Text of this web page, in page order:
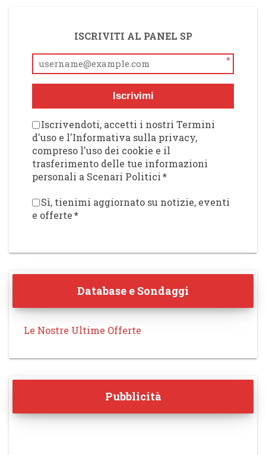
ISCRIVITI AL PANEL SP
*
Iscrivimi
Iscrivendoti, accetti i nostri Termini
d'uso e l'Informativa sulla privacy,
compreso l'uso dei cookie e il
trasferimento delle tue informazioni
personali a Scenari Politici*
Sì, tienimi aggiornato su notizie, eventi
e offerte*
Database e Sondaggi
Le Nostre Ultime Offerte
Pubblicità